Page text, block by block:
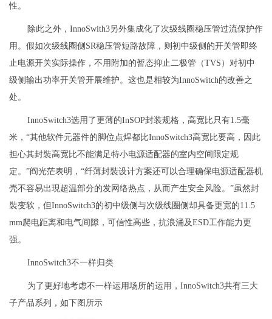
性。
除此之外，InnoSwith3另外集成化了次级线圈稳压管过流保护作
用。假如次级线圈侧SR稳压管短路故障，则初中级侧的开关管即终
止电源开关实际操作，不用附加的暂态抑止二极管（TVS）对初中
级侧输出功率开关管开展维护。这也是相较为InnoSwitch的改善之
处。
InnoSwitch3选用了更薄的InSOP封装规格，高宽比只有1.5毫
米，“其他软件元器件的脚位点焊都比InnoSwitch3高宽比要高，因此
担心其封裝高宽比不能满足特小电源适配器的室内空间限定规
定。”阎光茫表明，“纤薄封裝设计方案还可以合理确保电源适配器机
壳不容易出現超温部分的发网络热点，从而产生安全风险。”虽然封
裝变软，但InnoSwitch3的初中级侧与次级线圈侧却具备更宽的11.5
mm爬电距离和电气间隙，可信性高些，抗浪涌及ESD工作能力更
强。
InnoSwitch3不一样归类
为了更好地考虑不一样运用场所的运用，InnoSwitch3共有三大
子产品系列，如下图所示